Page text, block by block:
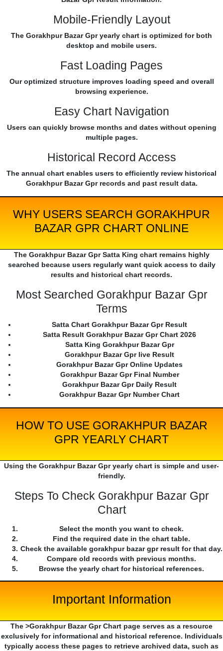
Mobile-Friendly Layout
The Gorakhpur Bazar Gpr yearly chart is optimized for both
desktop and mobile users.
Fast Loading Pages
Our optimized structure improves loading speed and overall
browsing experience.
Easy Chart Navigation
Users can quickly browse months and dates without opening
multiple pages.
Historical Record Access
The annual chart enables users to efficiently review historical
Gorakhpur Bazar Gpr records and past result data.
WHY USERS SEARCH GORAKHPUR
BAZAR GPR CHART ONLINE
The Gorakhpur Bazar Gpr Satta King chart remains highly
searched because users regularly want quick access to daily
results and historical chart records.
Most Searched Gorakhpur Bazar Gpr
Terms
Satta Chart Gorakhpur Bazar Gpr Result
Satta Result Gorakhpur Bazar Gpr Chart 2026
Satta King Gorakhpur Bazar Gpr
Gorakhpur Bazar Gpr live Result
Gorakhpur Bazar Gpr Online Updates
Gorakhpur Bazar Gpr Final Number
Gorakhpur Bazar Gpr Daily Result
Gorakhpur Bazar Gpr Number Chart
HOW TO USE GORAKHPUR BAZAR
GPR YEARLY CHART
Using the Gorakhpur Bazar Gpr yearly chart is simple and user-
friendly.
Steps To Check Gorakhpur Bazar Gpr
Chart
Select the month you want to check.
Find the required date in the chart table.
Check the available gorakhpur bazar gpr result for that day.
Compare old records with previous months.
Browse the yearly chart for historical references.
Important Information
The >Gorakhpur Bazar Gpr Chart page serves as a resource
exclusively for informational and historical reference. Individuals
typically access these pages to retrieve archived data, such as